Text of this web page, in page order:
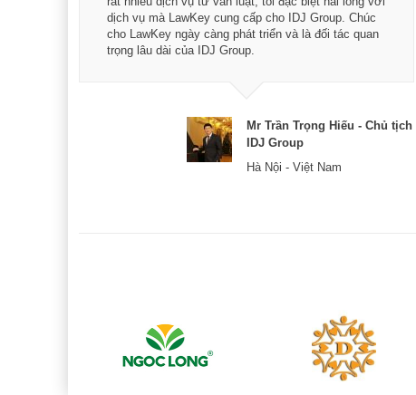
dịch vụ mà LawKey cung cấp cho IDJ Group. Chúc
cho LawKey ngày càng phát triển và là đối tác quan
trọng lâu dài của IDJ Group.
Mr Trần Trọng Hiếu - Chủ tịch
IDJ Group
Hà Nội - Việt Nam